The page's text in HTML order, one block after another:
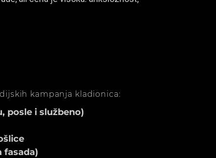
kampanja kladionica:
posle i službeno)
fasada)